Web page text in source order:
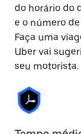
do horário do
e o número
Faça uma
Uber vai
seu motorista.